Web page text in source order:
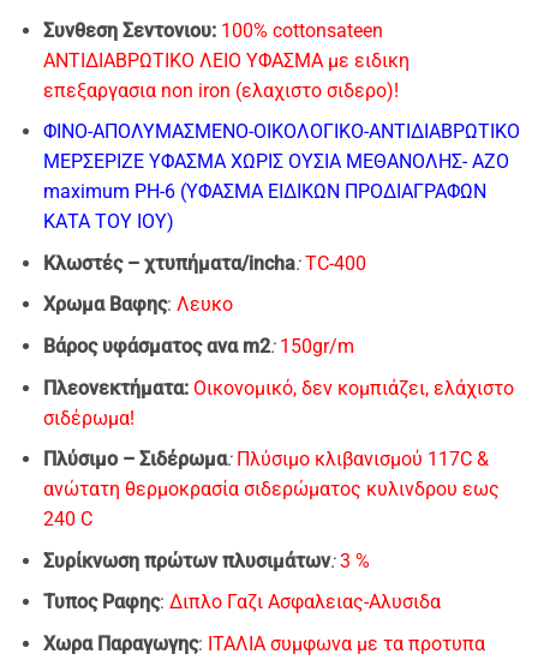
Συνθεση Σεντονιου: 100% cottonsateen
ΑΝΤΙΔΙΑΒΡΩΤΙΚΟ ΛΕΙΟ ΥΦΑΣΜΑ με ειδικη
επεξαργασια non iron (ελαχιστο σιδερο)!
ΦΙΝΟ-AΠΟΛΥΜΑΣΜΕΝΟ-ΟΙΚΟΛΟΓΙΚΟ-ΑΝΤΙΔΙΑΒΡΩΤΙΚΟ
ΜΕΡΣΕΡΙΖΕ ΥΦΑΣΜΑ ΧΩΡΙΣ ΟΥΣΙΑ ΜΕΘΑΝΟΛΗΣ- ΑΖΟ
maximum PH-6 (ΥΦΑΣΜΑ ΕΙΔΙΚΩΝ ΠΡΟΔΙΑΓΡΑΦΩΝ
ΚΑΤΑ ΤΟΥ ΙΟΥ)
Κλωστές – χτυπήματα/incha:TC-400
Xρωμα Bαφης: Λευκο
Βάρος υφάσματος ανα m2: 150gr/m
Πλεονεκτήματα: Οικονομικό, δεν κομπιάζει, ελάχιστο
σιδέρωμα!
Πλύσιμo – Σιδέρωμα: Πλύσιμο κλιβανισμού 117C &
ανώτατη θερμοκρασία σιδερώματος κυλινδρου εως
240 C
Συρίκνωση πρώτων πλυσιμάτων:3 %
Τυπος Ραφης: Διπλο Γαζι Ασφαλειας-Αλυσιδα
Χωρα Παραγωγης: ΙΤΑΛΙΑ συμφωνα με τα προτυπα